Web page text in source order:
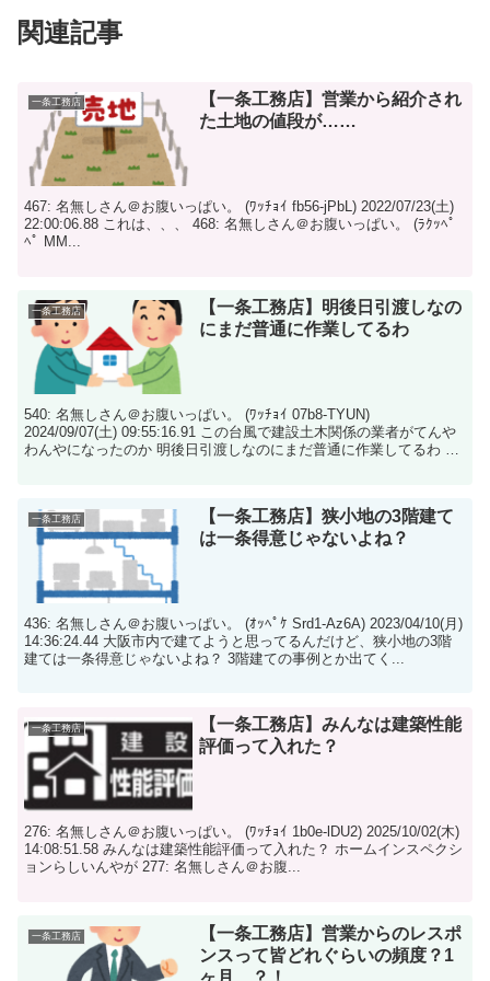
関連記事
一条工務店
【一条工務店】営業から紹介され
た土地の値段が……
467: 名無しさん＠お腹いっぱい。 (ﾜｯﾁｮｲ fb56-jPbL) 2022/07/23(土)
22:00:06.88 これは、、、 468: 名無しさん＠お腹いっぱい。 (ﾗｸｯﾍﾟ
ﾍﾟ MM...
一条工務店
【一条工務店】明後日引渡しなの
にまだ普通に作業してるわ
540: 名無しさん＠お腹いっぱい。 (ﾜｯﾁｮｲ 07b8-TYUN)
2024/09/07(土) 09:55:16.91 この台風で建設土木関係の業者がてんや
わんやになったのか 明後日引渡しなのにまだ普通に作業してるわ 施
一条工務店
【一条工務店】狭小地の3階建て
は一条得意じゃないよね？
436: 名無しさん＠お腹いっぱい。 (ｵｯﾍﾟｹ Srd1-Az6A) 2023/04/10(月)
14:36:24.44 大阪市内で建てようと思ってるんだけど、狭小地の3階
建ては一条得意じゃないよね？ 3階建ての事例とか出てく...
一条工務店
【一条工務店】みんなは建築性能
評価って入れた？
276: 名無しさん＠お腹いっぱい。 (ﾜｯﾁｮｲ 1b0e-lDU2) 2025/10/02(木)
14:08:51.58 みんなは建築性能評価って入れた？ ホームインスペクシ
ョンらしいんやが 277: 名無しさん＠お腹...
一条工務店
【一条工務店】営業からのレスポ
ンスって皆どれぐらいの頻度？1
ヶ月…？！